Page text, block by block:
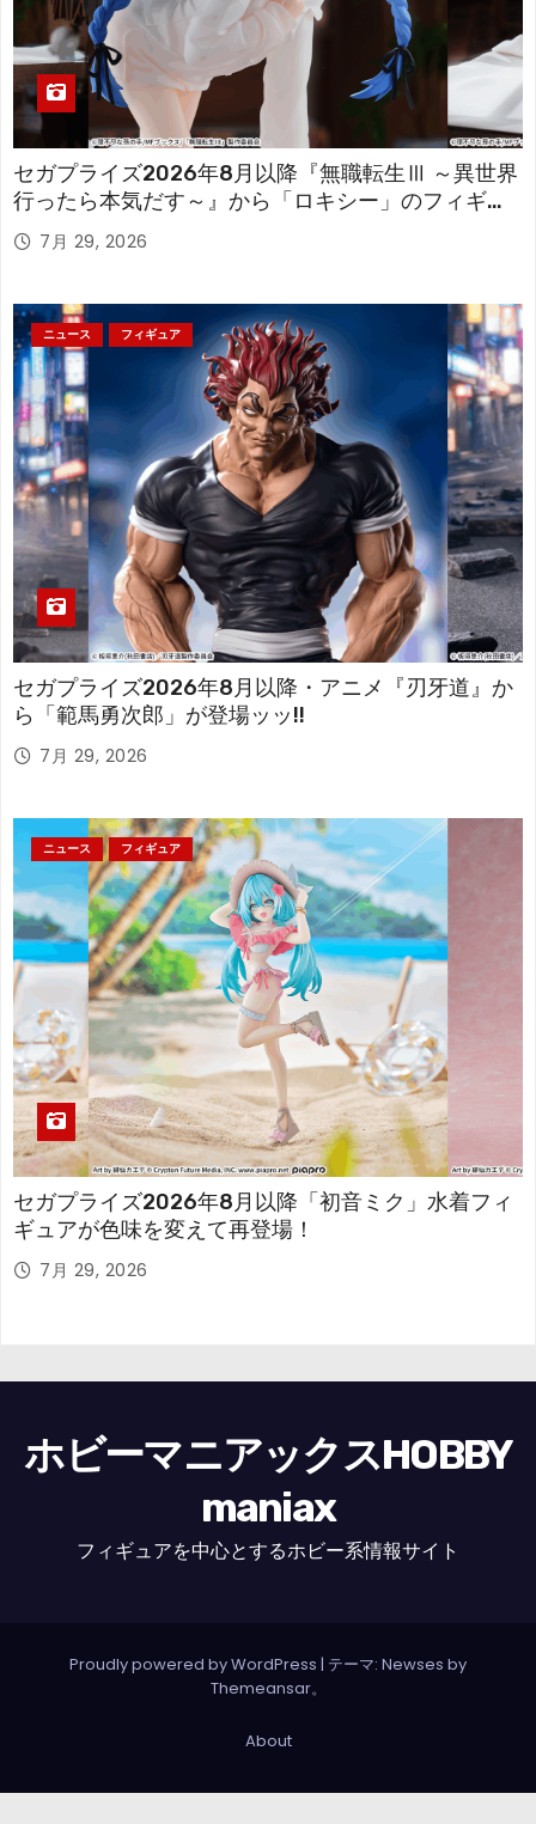
セガプライズ2026年8月以降『無職転生Ⅲ ～異世界
行ったら本気だす～』から「ロキシー」のフィギュ
アが登場！
7月 29, 2026
ニュース フィギュア
セガプライズ2026年8月以降・アニメ『刃牙道』か
ら「範馬勇次郎」が登場ッッ!!
7月 29, 2026
ニュース フィギュア
セガプライズ2026年8月以降「初音ミク」水着フィ
ギュアが色味を変えて再登場！
7月 29, 2026
ホビーマニアックスHOBBY
maniax
フィギュアを中心とするホビー系情報サイト
Proudly powered by WordPress | テーマ: Newses by
Themeansar。
About